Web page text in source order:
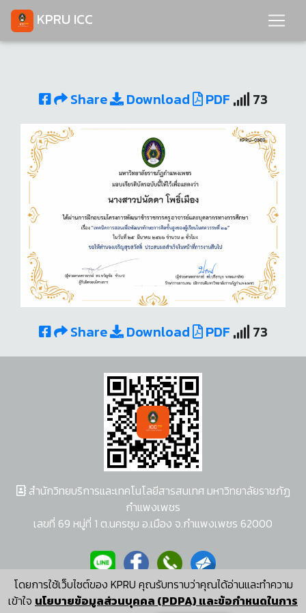
KPRU ICC
Share Download PDF 73
Share Download PDF 73
โดยการใช้เว็บไซต์ของ KPRU คุณรับทราบว่าคุณได้อ่านและทำความ
เข้าใจ นโยบายข้อมูลส่วนบุคคล (PDPA) และข้อกำหนดในการ
สำนักวิทยบริการและเทคโนโลยีสารสนเทศ มหาวิทยาลัยราชภัฏ
กำแพงเพชร
เลขที่ 69 หมู่ที่ 1 ต.นครชุม อ.เมือง จ.กำแพงเพชร 62000
ผู้พัฒนาระบบ อนุชา พวงผกา